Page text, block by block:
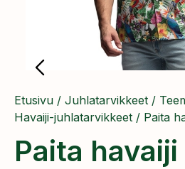
Etusivu / Juhlatarvikkeet /
Havaiji-juhlatarvikkeet / Paita
Paita